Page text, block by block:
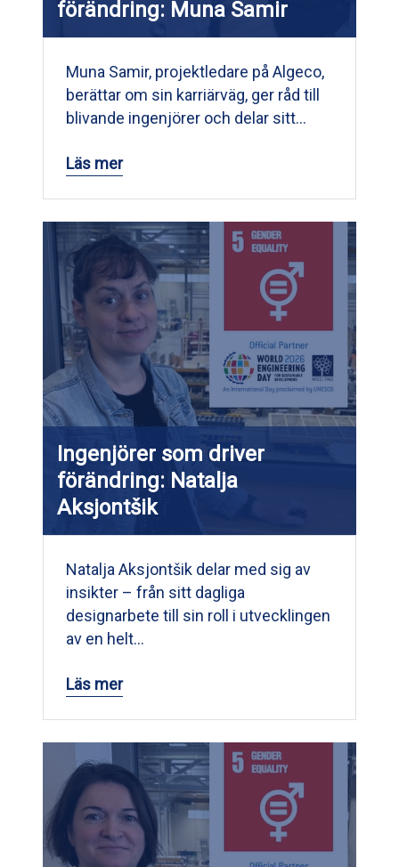
förändring: Muna Samir
Muna Samir, projektledare på Algeco,
berättar om sin karriärväg, ger råd till
blivande ingenjörer och delar sitt…
Läs mer
Ingenjörer som driver
förändring: Natalja
Aksjontšik
Natalja Aksjontšik delar med sig av
insikter – från sitt dagliga
designarbete till sin roll i utvecklingen
av en helt…
Läs mer